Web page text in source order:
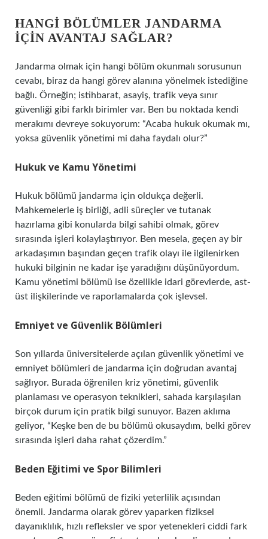
HANGI BÖLÜMLER JANDARMA
İÇIN AVANTAJ SAĞLAR?
Jandarma olmak için hangi bölüm okunmalı sorusunun
cevabı, biraz da hangi görev alanına yönelmek istediğine
bağlı. Örneğin; istihbarat, asayiş, trafik veya sınır
güvenliği gibi farklı birimler var. Ben bu noktada kendi
merakımı devreye sokuyorum: “Acaba hukuk okumak mı,
yoksa güvenlik yönetimi mi daha faydalı olur?”
Hukuk ve Kamu Yönetimi
Hukuk bölümü jandarma için oldukça değerli.
Mahkemelerle iş birliği, adli süreçler ve tutanak
hazırlama gibi konularda bilgi sahibi olmak, görev
sırasında işleri kolaylaştırıyor. Ben mesela, geçen ay bir
arkadaşımın başından geçen trafik olayı ile ilgilenirken
hukuki bilginin ne kadar işe yaradığını düşünüyordum.
Kamu yönetimi bölümü ise özellikle idari görevlerde, ast-
üst ilişkilerinde ve raporlamalarda çok işlevsel.
Emniyet ve Güvenlik Bölümleri
Son yıllarda üniversitelerde açılan güvenlik yönetimi ve
emniyet bölümleri de jandarma için doğrudan avantaj
sağlıyor. Burada öğrenilen kriz yönetimi, güvenlik
planlaması ve operasyon teknikleri, sahada karşılaşılan
birçok durum için pratik bilgi sunuyor. Bazen aklıma
geliyor, “Keşke ben de bu bölümü okusaydım, belki görev
sırasında işleri daha rahat çözerdim.”
Beden Eğitimi ve Spor Bilimleri
Beden eğitimi bölümü de fiziki yeterlilik açısından
önemli. Jandarma olarak görev yaparken fiziksel
dayanıklılık, hızlı refleksler ve spor yetenekleri ciddi fark